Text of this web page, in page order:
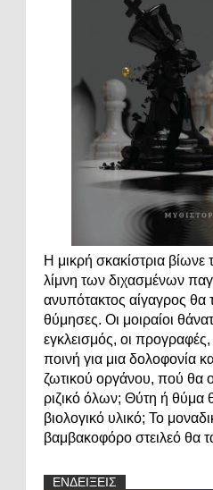
Η μικρή σκακίστρια βίωνε
λίμνη των διχασμένων
ανυπότακτος αίγαγρος θα
θύμησες. Οι μοιραίοι
εγκλεισμός, οι
ποινή για μια δολοφονία
ζωτικού οργάνου, πού θα
ριζικό όλων; Θύτη ή θύμα
βιολογικό υλικό; Το
βαμβακοφόρο στειλεό θα
ΕΝΔΕΙΞΕΙΣ